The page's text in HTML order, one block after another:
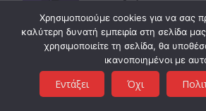
ασφαλείας;
27 Ιουνίου 2025
Χρησιμοποιούμε cookies για να σας
καλύτερη δυνατή εμπειρία στη σελίδα
χρησιμοποιείτε τη σελίδα, θα
ικανοποιημένοι με
Εντάξει Όχι